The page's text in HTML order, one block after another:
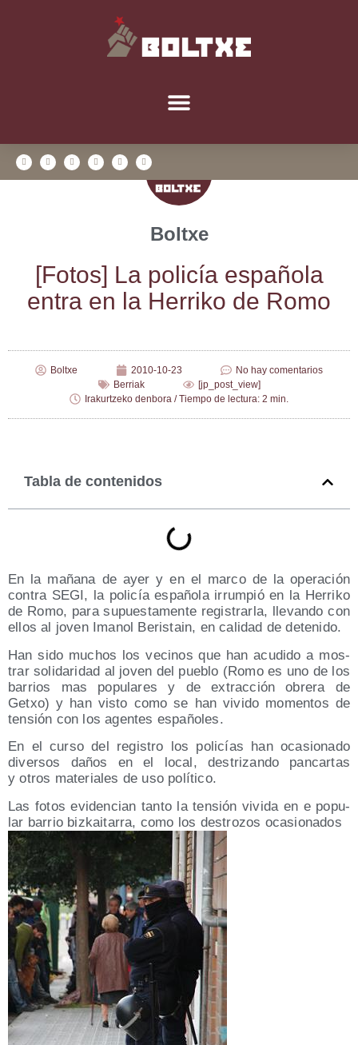
Boltxe
[Fotos] La poli­cía espa­ño­la
entra en la Herri­ko de Romo
Boltxe 2010-10-23
No hay comentarios
Berriak
[jp_post_view]
Irakurtzeko denbora / Tiempo de lectura: 2 min.
Tabla de contenidos
En la maña­na de ayer y en el mar­co de la ope­ra­ción
con­tra SEGI, la poli­cía espa­ño­la irrum­pió en la Herri­ko
de Romo, para supues­ta­men­te regis­trar­la, lle­van­do con
ellos al joven Ima­nol Beris­tain, en cali­dad de detenido.
Han sido muchos los veci­nos que han acu­di­do a mos­
trar soli­da­ri­dad al joven del pue­blo (Romo es uno de los
barrios mas popu­la­res y de extrac­ción obre­ra de
Getxo) y han vis­to como se han vivi­do momen­tos de
ten­sión con los agen­tes españoles.
En el cur­so del regis­tro los poli­cías han oca­sio­na­do
diver­sos daños en el local, des­tri­zan­do pan­car­tas
y otros mate­ria­les de uso político.
Las fotos evi­den­cian tan­to la ten­sión vivi­da en e popu­
lar barrio biz­kai­ta­rra, como los des­tro­zos ocasionados